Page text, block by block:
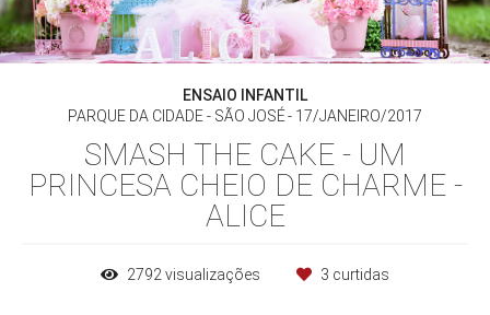
ENSAIO INFANTIL
PARQUE DA CIDADE - SÃO JOSÉ
17/JANEIRO/2017
SMASH THE CAKE - UM
PRINCESA CHEIO DE CHARME -
ALICE
2792 visualizações 3 curtidas